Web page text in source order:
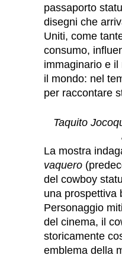
passaporto
disegni che
Uniti, come
consumo,
immaginario e
il mondo: nel
per raccontare
Taquito
La mostra
vaquero
del cowboy
una prospettiva
Personaggio
del cinema, il
storicamente
emblema della